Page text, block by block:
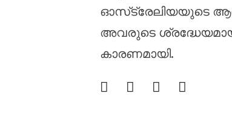
ഓസ്‌ട്രേലിയയുടെ
അവരുടെ
കാരണമായി.